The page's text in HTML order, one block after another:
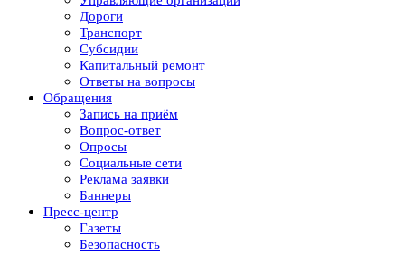
Дороги
Транспорт
Субсидии
Капитальный ремонт
Ответы на вопросы
Обращения
Запись на приём
Вопрос-ответ
Опросы
Социальные сети
Реклама заявки
Баннеры
Пресс-центр
Газеты
Безопасность